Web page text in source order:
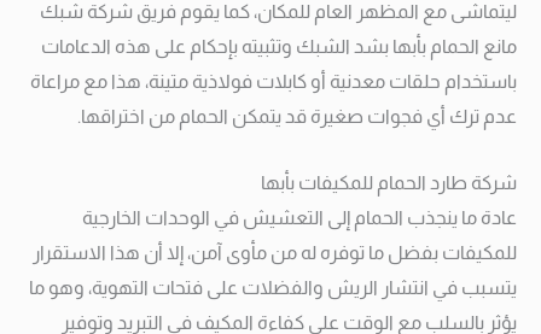
ليتماشى مع المظهر العام للمكان، كما يقوم فريق شركة شبك
مانع الحمام بأبها بشد الشبك وتثبيته بإحكام على هذه الدعامات
باستخدام حلقات معدنية أو كابلات فولاذية متينة، هذا مع مراعاة
عدم ترك أي فجوات صغيرة قد يتمكن الحمام من اختراقها.
شركة طارد الحمام للمكيفات بأبها
عادة ما ينجذب الحمام إلى التعشيش في الوحدات الخارجية
للمكيفات بفضل ما توفره له من مأوى آمن، إلا أن هذا الاستقرار
يتسبب في انتشار الريش والفضلات على فتحات التهوية، وهو ما
يؤثر بالسلب مع الوقت على كفاءة المكيف في التبريد وتوفير